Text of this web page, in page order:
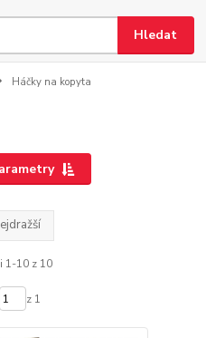
Hledat
Háčky na kopyta
1-10 z 10
z 1